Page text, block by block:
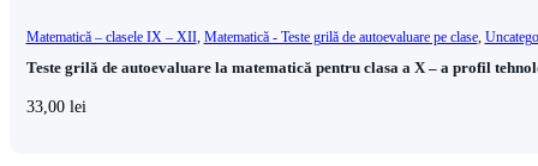
Matematică – clasele IX – XII, Matematică - Teste grilă de autoevaluare pe clase,
Teste grilă de autoevaluare la matematică pentru clasa a X – a profil
33,00 lei